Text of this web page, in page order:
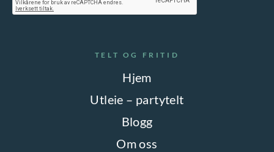
TELT OG FRITID
Hjem
Utleie – partytelt
Blogg
Om oss